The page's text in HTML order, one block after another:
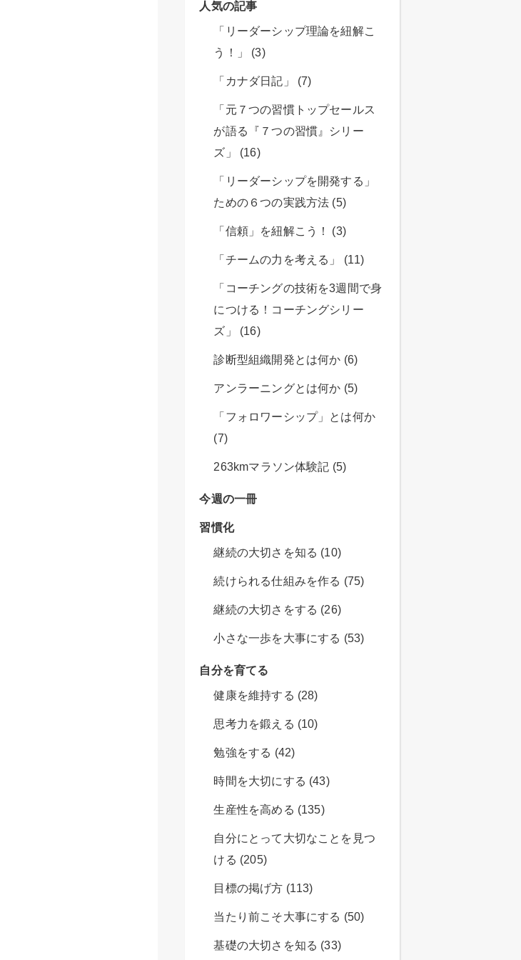
人気の記事
「リーダーシップ理論を紐解こ
う！」 (3)
「カナダ日記」 (7)
「元７つの習慣トップセールス
が語る『７つの習慣』シリー
ズ」 (16)
「リーダーシップを開発する」
ための６つの実践方法 (5)
「信頼」を紐解こう！ (3)
「チームの力を考える」 (11)
「コーチングの技術を3週間で身
につける！コーチングシリー
ズ」 (16)
診断型組織開発とは何か (6)
アンラーニングとは何か (5)
「フォロワーシップ」とは何か
(7)
263kmマラソン体験記 (5)
今週の一冊
習慣化
継続の大切さを知る (10)
続けられる仕組みを作る (75)
継続の大切さをする (26)
小さな一歩を大事にする (53)
自分を育てる
健康を維持する (28)
思考力を鍛える (10)
勉強をする (42)
時間を大切にする (43)
生産性を高める (135)
自分にとって大切なことを見つ
ける (205)
目標の掲げ方 (113)
当たり前こそ大事にする (50)
基礎の大切さを知る (33)